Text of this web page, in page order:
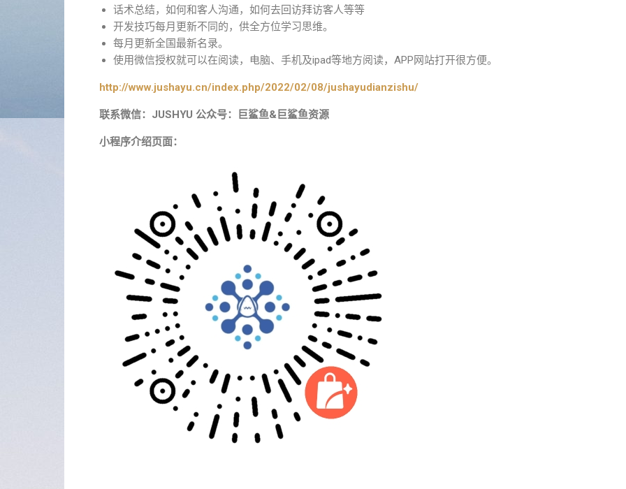
话术总结，如何和客人沟通，如何去回访拜访客人等等
开发技巧每月更新不同的，供全方位学习思维。
每月更新全国最新名录。
使用微信授权就可以在阅读，电脑、手机及ipad等地方阅读，APP网站打开很方便。
http://www.jushayu.cn/index.php/2022/02/08/jushayudianzishu/
联系微信：JUSHYU 公众号：巨鲨鱼&巨鲨鱼资源
小程序介绍页面：